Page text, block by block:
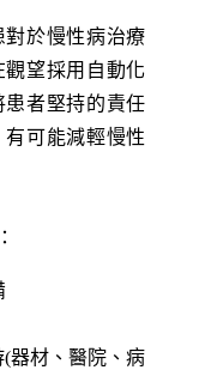
於慢性病治療
望採用自動化
者堅持的責任
可能減輕慢性
器材、醫院、病